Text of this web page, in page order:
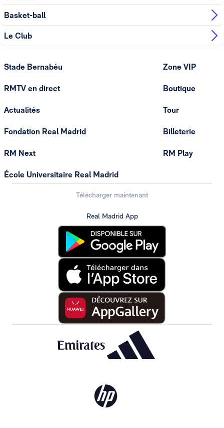
Basket-ball
Le Club
Stade Bernabéu
RMTV en direct
Actualités
Fondation Real Madrid
RM Next
École Universitaire Real Madrid
Zone VIP
Boutique
Tour
Billeterie
RM Play
Télécharger maintenant
Real Madrid App